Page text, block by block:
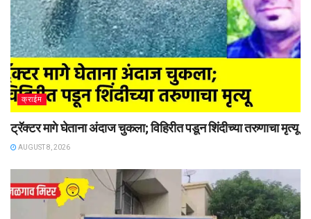
क्राईम
ट्रॅक्टर मागे घेताना अंदाज चुकला; विहिरीत पडून शिंदीच्या तरुणाचा मृत्यू
AUGUST 8, 2026